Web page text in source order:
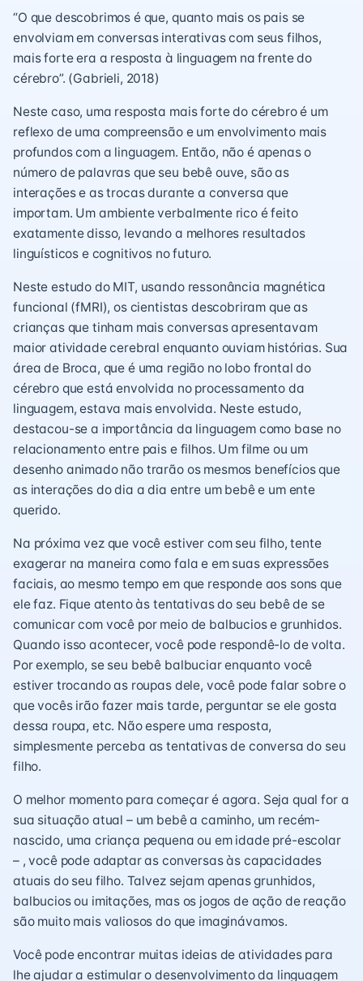
“O que descobrimos é que, quanto mais os pais se
envolviam em conversas interativas com seus filhos,
mais forte era a resposta à linguagem na frente do
cérebro”. (Gabrieli, 2018)
Neste caso, uma resposta mais forte do cérebro é um
reflexo de uma compreensão e um envolvimento mais
profundos com a linguagem. Então, não é apenas o
número de palavras que seu bebê ouve, são as
interações e as trocas durante a conversa que
importam. Um ambiente verbalmente rico é feito
exatamente disso, levando a melhores resultados
linguísticos e cognitivos no futuro.
Neste estudo do MIT, usando ressonância magnética
funcional (fMRI), os cientistas descobriram que as
crianças que tinham mais conversas apresentavam
maior atividade cerebral enquanto ouviam histórias. Sua
área de Broca, que é uma região no lobo frontal do
cérebro que está envolvida no processamento da
linguagem, estava mais envolvida. Neste estudo,
destacou-se a importância da linguagem como base no
relacionamento entre pais e filhos. Um filme ou um
desenho animado não trarão os mesmos benefícios que
as interações do dia a dia entre um bebê e um ente
querido.
Na próxima vez que você estiver com seu filho, tente
exagerar na maneira como fala e em suas expressões
faciais, ao mesmo tempo em que responde aos sons que
ele faz. Fique atento às tentativas do seu bebê de se
comunicar com você por meio de balbucios e grunhidos.
Quando isso acontecer, você pode respondê-lo de volta.
Por exemplo, se seu bebê balbuciar enquanto você
estiver trocando as roupas dele, você pode falar sobre o
que vocês irão fazer mais tarde, perguntar se ele gosta
dessa roupa, etc. Não espere uma resposta,
simplesmente perceba as tentativas de conversa do seu
filho.
O melhor momento para começar é agora. Seja qual for a
sua situação atual – um bebê a caminho, um recém-
nascido, uma criança pequena ou em idade pré-escolar
– , você pode adaptar as conversas às capacidades
atuais do seu filho. Talvez sejam apenas grunhidos,
balbucios ou imitações, mas os jogos de ação de reação
são muito mais valiosos do que imaginávamos.
Você pode encontrar muitas ideias de atividades para
lhe ajudar a estimular o desenvolvimento da linguagem